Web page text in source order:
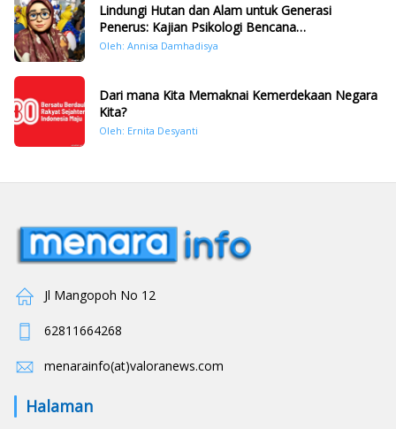
Lindungi Hutan dan Alam untuk Generasi
Penerus: Kajian Psikologi Bencana
Hidrometeorologi di Sumatera Pasca Tragedi
Oleh: Annisa Damhadisya
Dari mana Kita Memaknai Kemerdekaan Negara
Kita?
Oleh: Ernita Desyanti
Jl Mangopoh No 12
62811664268
menarainfo(at)valoranews.com
Halaman